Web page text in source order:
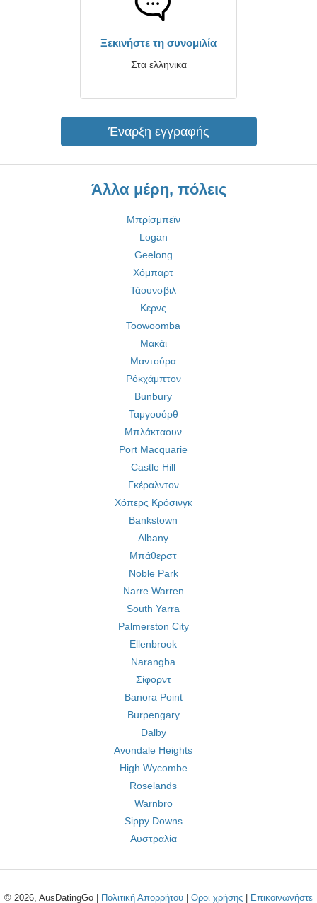
Ξεκινήστε τη συνομιλία
Στα ελληνικα
Έναρξη εγγραφής
Άλλα μέρη, πόλεις
Μπρίσμπεϊν
Logan
Geelong
Χόμπαρτ
Τάουνσβιλ
Κερνς
Toowoomba
Μακάι
Μαντούρα
Ρόκχάμπτον
Bunbury
Ταμγουόρθ
Μπλάκταουν
Port Macquarie
Castle Hill
Γκέραλντον
Χόπερς Κρόσινγκ
Bankstown
Albany
Μπάθερστ
Noble Park
Narre Warren
South Yarra
Palmerston City
Ellenbrook
Narangba
Σίφορντ
Banora Point
Burpengary
Dalby
Avondale Heights
High Wycombe
Roselands
Warnbro
Sippy Downs
Αυστραλία
© 2026, AusDatingGo | Πολιτική Απορρήτου Οροι χρήσης Επικοινωνήστε